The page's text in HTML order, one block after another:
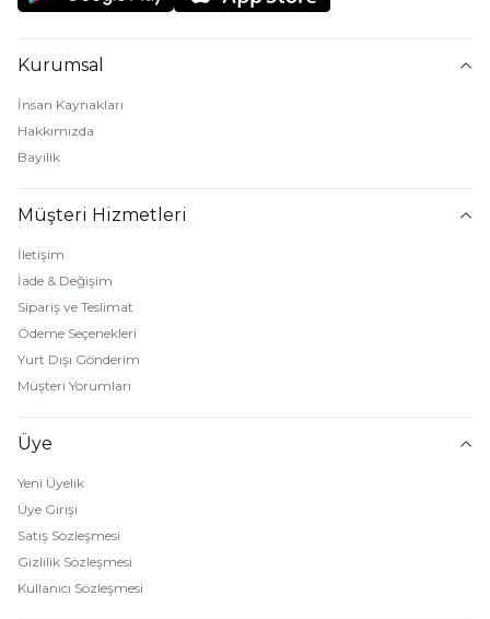
Kurumsal
İnsan Kaynakları
Hakkımızda
Bayilik
Müşteri Hizmetleri
İletişim
İade & Değişim
Sipariş ve Teslimat
Ödeme Seçenekleri
Yurt Dışı Gönderim
Müşteri Yorumları
Üye
Yeni Üyelik
Üye Girişi
Satış Sözleşmesi
Gizlilik Sözleşmesi
Kullanıcı Sözleşmesi